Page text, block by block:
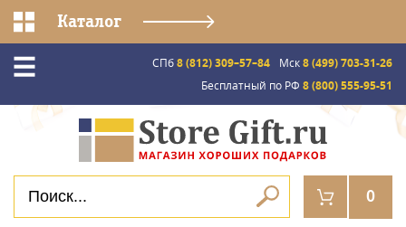
СПб8 (812) 309–57–84 Мск8 (499) 703-31-26
Бесплатный по РФ 8 (800) 555-95-51
0
Каталог